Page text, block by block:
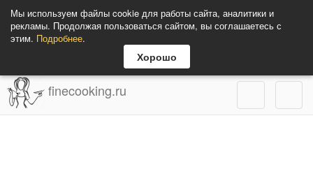
Мы используем файлы cookie для работы сайта, аналитики и
рекламы. Продолжая пользоваться сайтом, вы соглашаетесь с
этим. Подробнее.
Хорошо
finecooking.ru